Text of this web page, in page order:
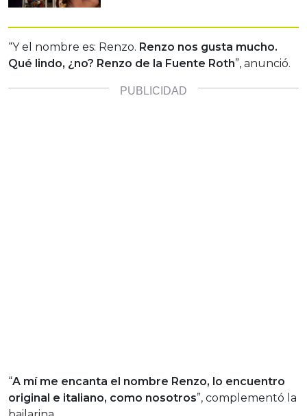
“Y el nombre es: Renzo. Renzo nos gusta mucho.
Qué lindo, ¿no? Renzo de la Fuente Roth”, anunció.
“A mí me encanta el nombre Renzo, lo encuentro
original e italiano, como nosotros”, complementó la